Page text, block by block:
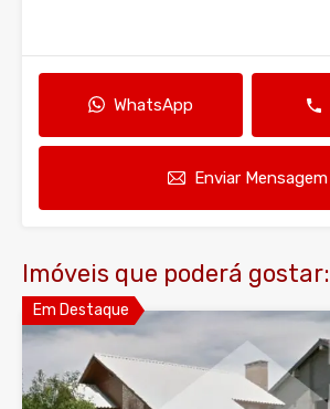
WhatsApp
Enviar Mensagem
Imóveis que poderá gostar:
Em Destaque